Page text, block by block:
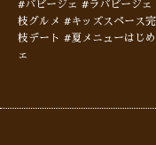
#パピージェ #ラパピージ
枝グルメ #キッズスペース
枝デート #夏メニューはじ
ェ